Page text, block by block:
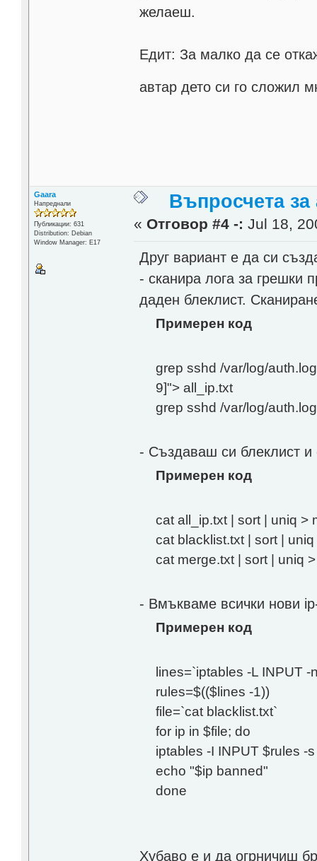
желаеш.
Едит: За малко да се
автар дето си го сложил
Gaara
Напреднали
Публикации: 631
Distribution: Debian
Window Manager: E17
Въпросчета
« Отговор #4 -: Jul 18,
Друг вариант е да си
- сканира лога за грешки
даден блеклист.
Примерен код
grep sshd /var/log/
9]"> all_ip.txt
grep sshd /var/log/
- Създаваш си блеклист
Примерен код
cat all_ip.txt | sort | uniq >
cat blacklist.txt | sort |
cat merge.txt | sort | uniq
- Вмъкваме всички нови
Примерен код
lines=`iptables -L INPUT -
rules=$(($lines -1))
file=`cat blacklist.txt`
for ip in $file; do
iptables -I INPUT $rules -
echo "$ip banned"
done
Хубаво е и да огрничиш